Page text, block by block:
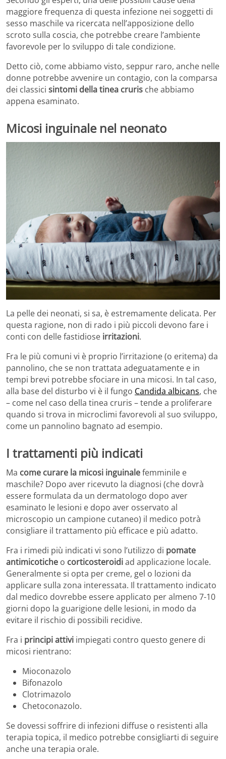
maggiore frequenza di questa infezione nei soggetti di
sesso maschile va ricercata nell’apposizione dello
scroto sulla coscia, che potrebbe creare l’ambiente
favorevole per lo sviluppo di tale condizione.
Detto ciò, come abbiamo visto, seppur raro, anche nelle
donne potrebbe avvenire un contagio, con la comparsa
dei classici sintomi della tinea cruris che abbiamo
appena esaminato.
Micosi inguinale nel neonato
La pelle dei neonati, si sa, è estremamente delicata. Per
questa ragione, non di rado i più piccoli devono fare i
conti con delle fastidiose irritazioni.
Fra le più comuni vi è proprio l’irritazione (o eritema) da
pannolino, che se non trattata adeguatamente e in
tempi brevi potrebbe sfociare in una micosi. In tal caso,
alla base del disturbo vi è il fungo Candida albicans, che
– come nel caso della tinea cruris – tende a proliferare
quando si trova in microclimi favorevoli al suo sviluppo,
come un pannolino bagnato ad esempio.
I trattamenti più indicati
Ma come curare la micosi inguinalefemminile e
maschile? Dopo aver ricevuto la diagnosi (che dovrà
essere formulata da un dermatologo dopo aver
esaminato le lesioni e dopo aver osservato al
microscopio un campione cutaneo) il medico potrà
consigliare il trattamento più efficace e più adatto.
Fra i rimedi più indicati vi sono l’utilizzo di pomate
antimicotiche o corticosteroidiad applicazione locale.
Generalmente si opta per creme, gel o lozioni da
applicare sulla zona interessata. Il trattamento indicato
dal medico dovrebbe essere applicato per almeno 7-10
giorni dopo la guarigione delle lesioni, in modo da
evitare il rischio di possibili recidive.
Fra i principi attivi impiegati contro questo genere di
micosi rientrano:
Mioconazolo
Bifonazolo
Clotrimazolo
Chetoconazolo.
Se dovessi soffrire di infezioni diffuse o resistenti alla
terapia topica, il medico potrebbe consigliarti di seguire
anche una terapia orale.